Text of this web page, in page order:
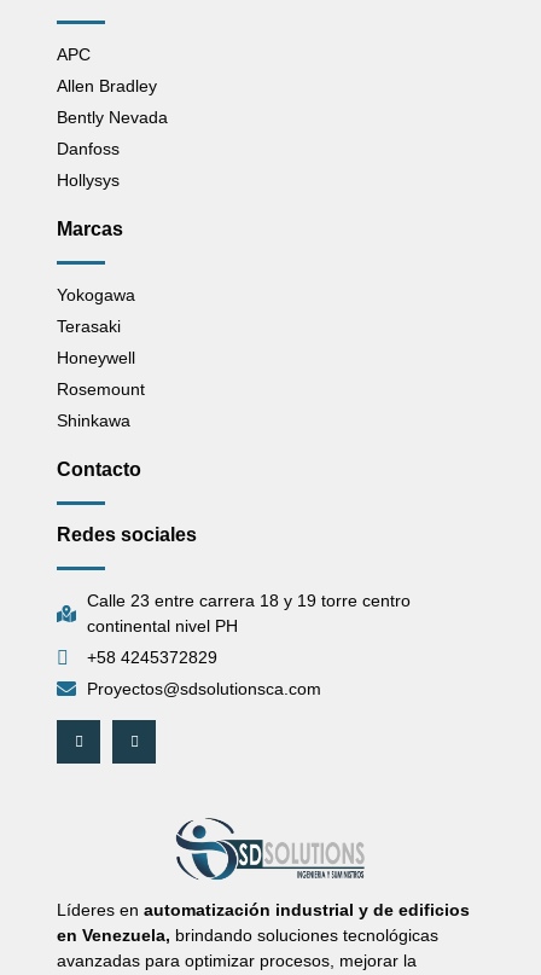
APC
Allen Bradley
Bently Nevada
Danfoss
Hollysys
Marcas
Yokogawa
Terasaki
Honeywell
Rosemount
Shinkawa
Contacto
Redes sociales
Calle 23 entre carrera 18 y 19 torre centro
continental nivel PH
+58 4245372829
Proyectos@sdsolutionsca.com
Líderes en automatización industrial y de edificios
en Venezuela, brindando soluciones tecnológicas
avanzadas para optimizar procesos, mejorar la